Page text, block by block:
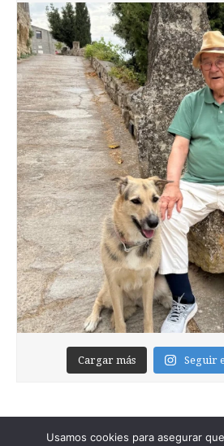
Cargar más Seguir
Usamos cookies para asegurar